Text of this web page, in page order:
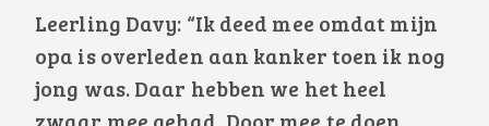
Leerling Davy: “Ik deed mee omdat mijn
opa is overleden aan kanker toen ik nog
jong was. Daar hebben we het heel